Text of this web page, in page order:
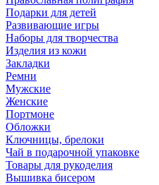
Подарки для детей
Развивающие игры
Наборы для творчества
Изделия из кожи
Закладки
Ремни
Мужские
Женские
Портмоне
Обложки
Ключницы, брелоки
Чай в подарочной упаковке
Товары для рукоделия
Вышивка бисером